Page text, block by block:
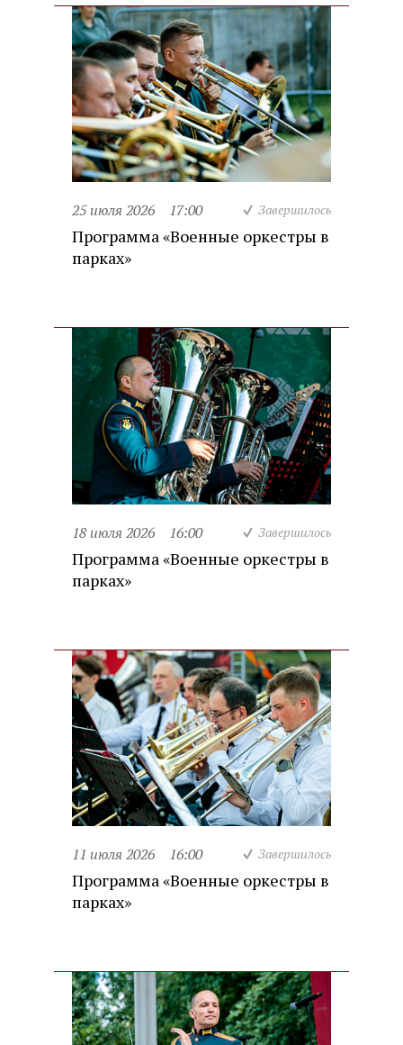
25 июля 2026 17:00 Завершилось
Программа «Военные оркестры в
парках»
18 июля 2026 16:00 Завершилось
Программа «Военные оркестры в
парках»
11 июля 2026 16:00 Завершилось
Программа «Военные оркестры в
парках»